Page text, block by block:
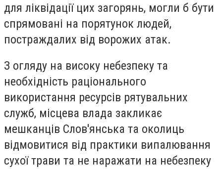
для ліквідації цих загорянь, могли б бути
спрямовані на порятунок людей,
постраждалих від ворожих атак.
З огляду на високу небезпеку та
необхідність раціонального
використання ресурсів рятувальних
служб, місцева влада закликає
мешканців Слов'янська та околиць
відмовитися від практики випалювання
сухої трави та не наражати на небезпеку